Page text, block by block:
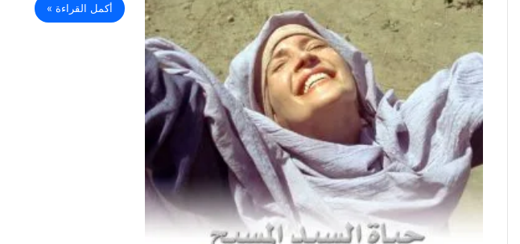
أكمل القراءة »